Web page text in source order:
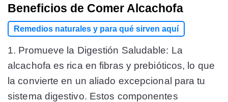
Beneficios de Comer Alcachofa
Remedios naturales y para qué sirven aquí
1. Promueve la Digestión Saludable: La
alcachofa es rica en fibras y prebióticos, lo que
la convierte en un aliado excepcional para tu
sistema digestivo. Estos componentes